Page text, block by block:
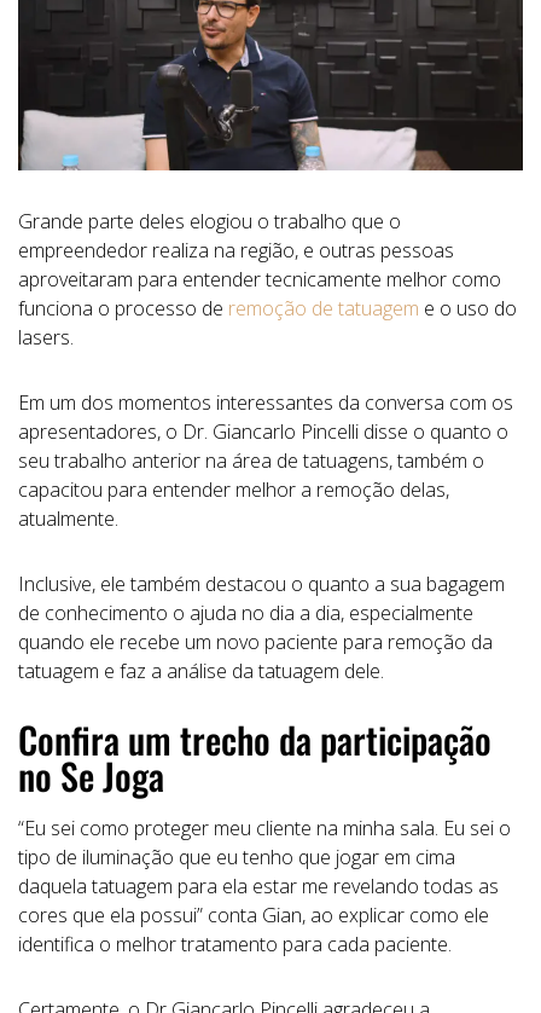
Grande parte deles elogiou o trabalho que o
empreendedor realiza na região, e outras pessoas
aproveitaram para entender tecnicamente melhor como
funciona o processo de remoção de tatuagem e o uso do
lasers.
Em um dos momentos interessantes da conversa com os
apresentadores, o Dr. Giancarlo Pincelli disse o quanto o
seu trabalho anterior na área de tatuagens, também o
capacitou para entender melhor a remoção delas,
atualmente.
Inclusive, ele também destacou o quanto a sua bagagem
de conhecimento o ajuda no dia a dia, especialmente
quando ele recebe um novo paciente para remoção da
tatuagem e faz a análise da tatuagem dele.
Confira um trecho da participação
no Se Joga
“Eu sei como proteger meu cliente na minha sala. Eu sei o
tipo de iluminação que eu tenho que jogar em cima
daquela tatuagem para ela estar me revelando todas as
cores que ela possui” conta Gian, ao explicar como ele
identifica o melhor tratamento para cada paciente.